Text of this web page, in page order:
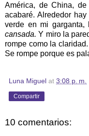
América, de China,
acabaré. Alrededor
verde en mi garganta,
cansada. Y miro la
rompe como la
Se rompe porque es
Luna Miguel at 3:08 p. m.
Compartir
10 comentarios: